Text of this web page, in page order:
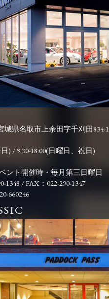
城県名取市上余田字千刈田834-1
) / 9:30-18:00(日曜日、祝日)
ント開催時・毎月第三日曜日
1348 / FAX：022-290-1347
660246